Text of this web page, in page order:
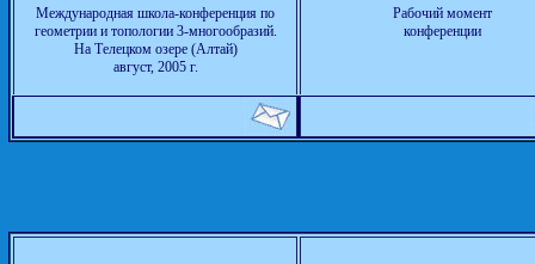
Международная школа-конференция по
геометрии и топологии 3-многообразий.
На Телецком озере (Алтай)
август, 2005 г.
Рабочий момент
конференции